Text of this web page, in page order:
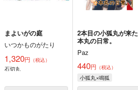
まよいがの庭
いつかものがたり
1,320円 （税込）
石切丸
2本目の小狐丸が来た
本丸の日常。
Paz
440円 （税込）
小狐丸×鳴狐